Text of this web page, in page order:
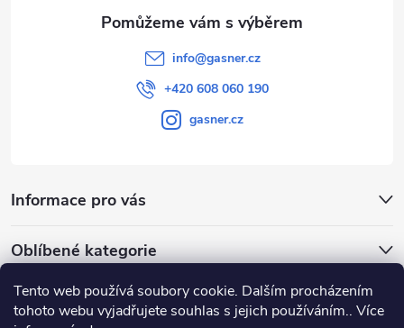
Tento web používá soubory cookie. Dalším procházením
tohoto webu vyjadřujete souhlas s jejich používáním.. Více
info@gasner.cz
+420 608 060 190
gasner.cz
Informace pro vás
Oblíbené kategorie
Přijímáme online platby